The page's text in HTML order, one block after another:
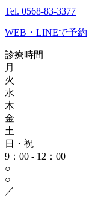
Tel. 0568-83-3377
WEB・LINEで予約
診療時間
月
火
水
木
金
土
日・祝
9：00 - 12：00
○
○
／